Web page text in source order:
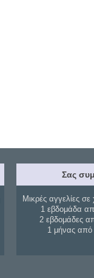
Σας
Μικρές αγγελίες σε
1 εβδομάδα
2 εβδομάδες
1 μήνας